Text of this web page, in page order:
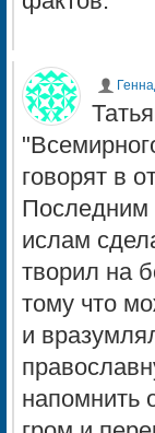
говорят в
Последним
ислам
творил на
тому что
и
напомнить